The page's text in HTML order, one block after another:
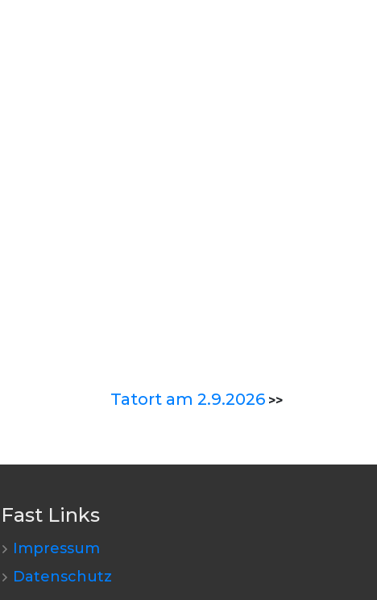
Tatort am 2.9.2026 >>
Fast Links
Impressum
Datenschutz